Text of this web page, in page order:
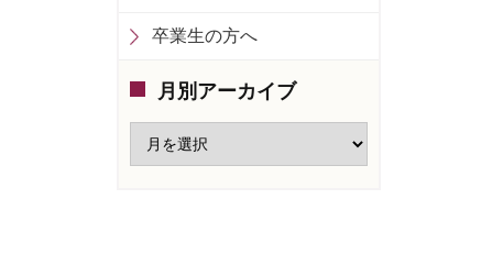
卒業生の方へ
月別アーカイブ